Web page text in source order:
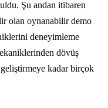
Şu andan itibaren
olan oynanabilir demo
deneyimleme
dövüş
kadar birçok